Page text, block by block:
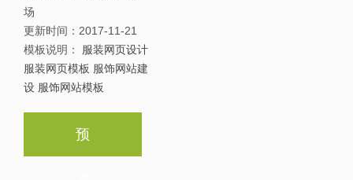
场
更新时间： 2017-11-21
模板说明：
服装网页设计
服装网页模板 服饰网站建
设 服饰网站模板
预